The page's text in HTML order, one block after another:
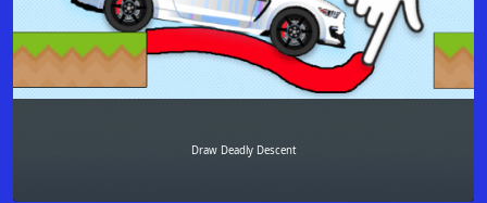
Draw Deadly Descent